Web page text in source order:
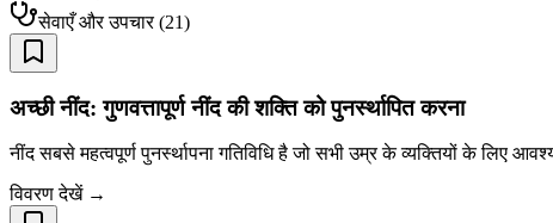
सेवाएँ और उपचार(21)
अच्छी नींद: गुणवत्तापूर्ण नींद की शक्ति को पुनर्स्थापित करना
नींद सबसे महत्वपूर्ण पुनर्स्थापना गतिविधि है जो सभी उम्र के व्यक्तियों के लिए
विवरण देखें →